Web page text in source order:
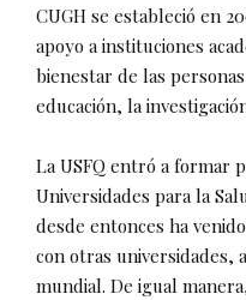
CUGH se estableció en
apoyo a instituciones
bienestar de las
educación, la
La USFQ entró a formar
Universidades para la
desde entonces ha
con otras universidades,
mundial. De igual